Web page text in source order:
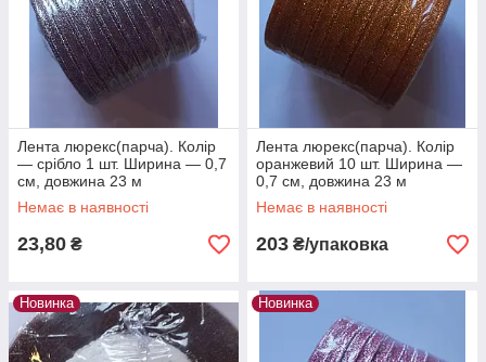
Лента люрекс(парча). Колір
— срібло 1 шт. Ширина — 0,7
см, довжина 23 м
Немає в наявності
23,80 ₴
Лента люрекс(парча). Колір
оранжевий 10 шт. Ширина —
0,7 см, довжина 23 м
Немає в наявності
203 ₴/упаковка
Новинка Новинка